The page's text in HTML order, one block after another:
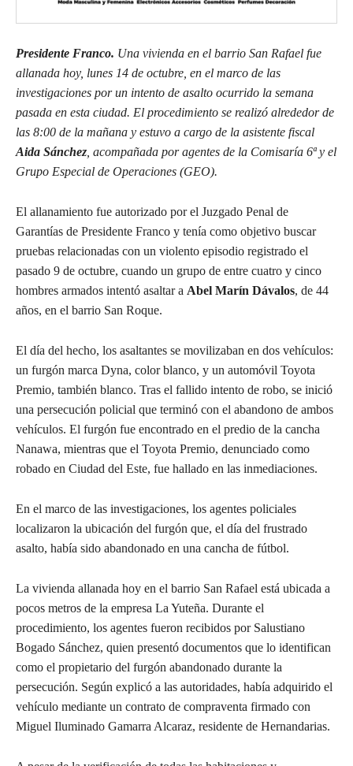
Presidente Franco. Una vivienda en el barrio San Rafael fue
allanada hoy, lunes 14 de octubre, en el marco de las
investigaciones por un intento de asalto ocurrido la semana
pasada en esta ciudad. El procedimiento se realizó alrededor de
las 8:00 de la mañana y estuvo a cargo de la asistente fiscal
Aida Sánchez , acompañada por agentes de la Comisaría 6ª y el
Grupo Especial de Operaciones (GEO).
El allanamiento fue autorizado por el Juzgado Penal de
Garantías de Presidente Franco y tenía como objetivo buscar
pruebas relacionadas con un violento episodio registrado el
pasado 9 de octubre, cuando un grupo de entre cuatro y cinco
hombres armados intentó asaltar a Abel Marín Dávalos, de 44
años, en el barrio San Roque.
El día del hecho, los asaltantes se movilizaban en dos vehículos:
un furgón marca Dyna, color blanco, y un automóvil Toyota
Premio, también blanco. Tras el fallido intento de robo, se inició
una persecución policial que terminó con el abandono de ambos
vehículos. El furgón fue encontrado en el predio de la cancha
Nanawa, mientras que el Toyota Premio, denunciado como
robado en Ciudad del Este, fue hallado en las inmediaciones.
En el marco de las investigaciones, los agentes policiales
localizaron la ubicación del furgón que, el día del frustrado
asalto, había sido abandonado en una cancha de fútbol.
La vivienda allanada hoy en el barrio San Rafael está ubicada a
pocos metros de la empresa La Yuteña. Durante el
procedimiento, los agentes fueron recibidos por Salustiano
Bogado Sánchez, quien presentó documentos que lo identifican
como el propietario del furgón abandonado durante la
persecución. Según explicó a las autoridades, había adquirido el
vehículo mediante un contrato de compraventa firmado con
Miguel Iluminado Gamarra Alcaraz, residente de Hernandarias.